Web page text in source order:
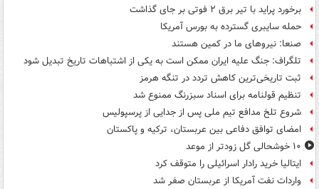
برخورد پراید با تیر برق ۲ فوتی بر جای گذاشت
حمله سایبری گسترده به بورس آمریکا
صنعا: نیروهای ما در کمین‌ هستند
تلگراف: جنگ علیه ایران ممکن است به یکی از اشتباهات تاریخ تبدیل شود
ثبت تاریخی‌ترین کاهش تردد در تنگه هرمز
تنظیم قولنامه برای اسناد سبزرنگ ممنوع شد
شروع تلخ مدافع تیم ملی پس از جدایی از پرسپولیس
امضای توافق دفاعی بین عربستان، ترکیه و پاکستان
۱۰ خوشحالی گل زودتر از موعد
ایتالیا خرید رادار اسرائیلی را متوقف کرد
واردات نفت آمریکا از عربستان صفر شد